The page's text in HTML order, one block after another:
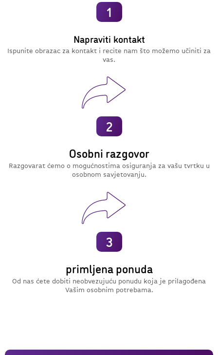
1
Napraviti kontakt
Ispunite obrazac za kontakt i recite nam što možemo učiniti za
vas.
2
Osobni razgovor
Razgovarat ćemo o mogućnostima osiguranja za vašu tvrtku u
osobnom savjetovanju.
3
primljena ponuda
Od nas ćete dobiti neobvezujuću ponudu koja je prilagođena
Vašim osobnim potrebama.